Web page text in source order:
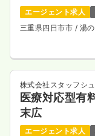
エージェント求人
三重県四日市市 / 湯
株式会社スタッフシ
医療対応型有
末広
エージェント求人